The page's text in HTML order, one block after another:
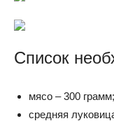
Список
мясо – 300 грамм;
средняя